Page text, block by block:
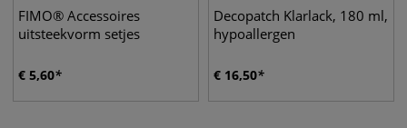
FIMO® Accessoires
uitsteekvorm setjes
€ 5,60
Decopatch Klarlack, 180 ml,
hypoallergen
€ 16,50